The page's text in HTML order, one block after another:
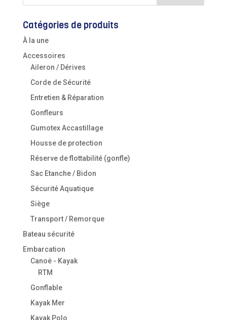
Catégories de produits
À la une
Accessoires
Aileron / Dérives
Corde de Sécurité
Entretien & Réparation
Gonfleurs
Gumotex Accastillage
Housse de protection
Réserve de flottabilité (gonfle)
Sac Etanche / Bidon
Sécurité Aquatique
Siège
Transport / Remorque
Bateau sécurité
Embarcation
Canoë - Kayak
RTM
Gonflable
Kayak Mer
Kayak Polo